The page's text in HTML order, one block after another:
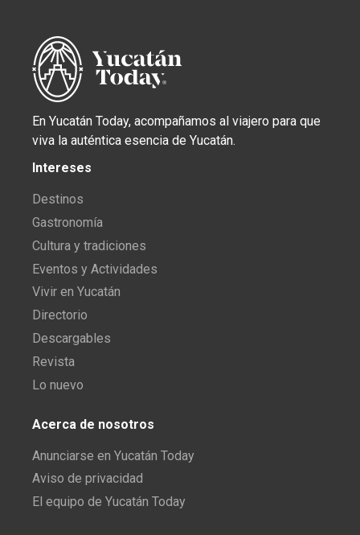
En Yucatán Today, acompañamos al viajero para que
viva la auténtica esencia de Yucatán.
Intereses
Destinos
Gastronomía
Cultura y tradiciones
Eventos y Actividades
Vivir en Yucatán
Directorio
Descargables
Revista
Lo nuevo
Acerca de nosotros
Anunciarse en Yucatán Today
Aviso de privacidad
El equipo de Yucatán Today